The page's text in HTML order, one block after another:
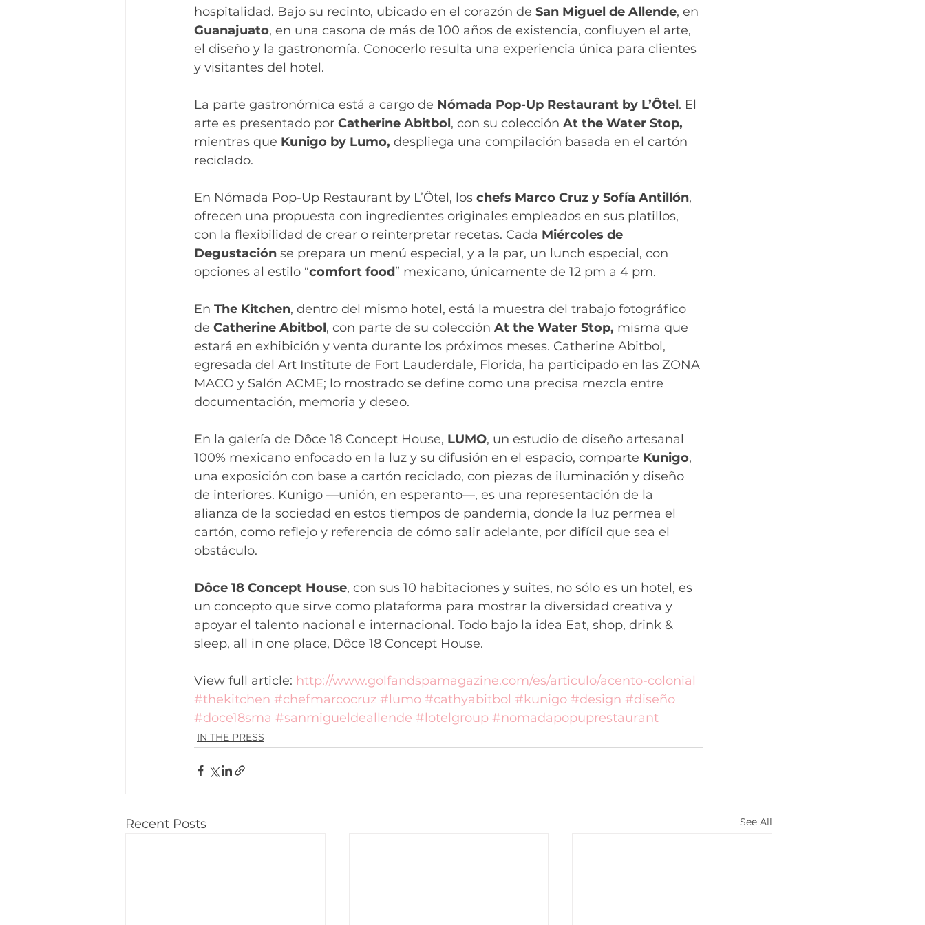
hospitalidad. Bajo su recinto, ubicado en el corazón de San Miguel de Allende, en
Guanajuato, en una casona de más de 100 años de existencia, confluyen el arte,
el diseño y la gastronomía. Conocerlo resulta una experiencia única para clientes
y visitantes del hotel.
La parte gastronómica está a cargo de Nómada Pop-Up Restaurant by L’Ôtel. El
arte es presentado por Catherine Abitbol, con su colección At the Water Stop,
mientras que Kunigo by Lumo, despliega una compilación basada en el cartón
reciclado.
En Nómada Pop-Up Restaurant by L’Ôtel, los chefs Marco Cruz y Sofía Antillón,
ofrecen una propuesta con ingredientes originales empleados en sus platillos,
con la flexibilidad de crear o reinterpretar recetas. Cada Miércoles de
Degustación se prepara un menú especial, y a la par, un lunch especial, con
opciones al estilo “comfort food” mexicano, únicamente de 12 pm a 4 pm.
En The Kitchen, dentro del mismo hotel, está la muestra del trabajo fotográfico
de Catherine Abitbol, con parte de su colección At the Water Stop, misma que
estará en exhibición y venta durante los próximos meses. Catherine Abitbol,
egresada del Art Institute de Fort Lauderdale, Florida, ha participado en las ZONA
MACO y Salón ACME; lo mostrado se define como una precisa mezcla entre
documentación, memoria y deseo.
En la galería de Dôce 18 Concept House, LUMO, un estudio de diseño artesanal
100% mexicano enfocado en la luz y su difusión en el espacio, comparte Kunigo,
una exposición con base a cartón reciclado, con piezas de iluminación y diseño
de interiores. Kunigo —unión, en esperanto—, es una representación de la
alianza de la sociedad en estos tiempos de pandemia, donde la luz permea el
cartón, como reflejo y referencia de cómo salir adelante, por difícil que sea el
obstáculo.
Dôce 18 Concept House, con sus 10 habitaciones y suites, no sólo es un hotel, es
un concepto que sirve como plataforma para mostrar la diversidad creativa y
apoyar el talento nacional e internacional. Todo bajo la idea Eat, shop, drink &
sleep, all in one place, Dôce 18 Concept House.
View full article: http://www.golfandspamagazine.com/es/articulo/acento-colonial
#thekitchen #chefmarcocruz #lumo #cathyabitbol #kunigo #design #diseño
#doce18sma #sanmigueldeallende #lotelgroup #nomadapopuprestaurant
IN THE PRESS
Recent Posts See All